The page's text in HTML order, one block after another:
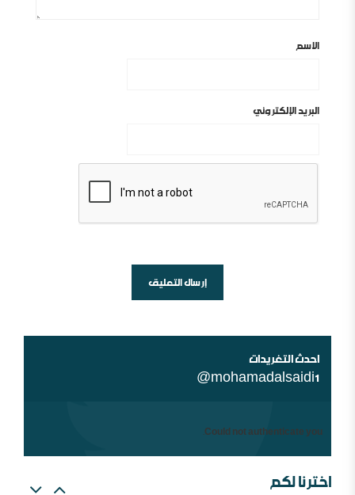
الاسم
البريد الإلكتروني
احدث التغريدات
@mohamadalsaidi1
Could not authenticate you.
اخترنا لكم
سابقة